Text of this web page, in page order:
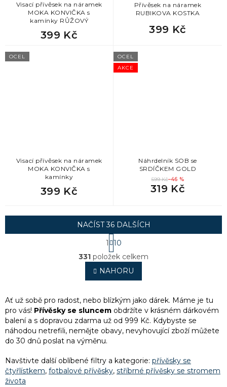
Visací přívěsek na náramek
MOKA KONVIČKA s
kamínky RŮŽOVÝ
399 Kč
Přívěsek na náramek
RUBIKOVA KOSTKA
399 Kč
OCEL
Visací přívěsek na náramek
MOKA KONVIČKA s
kamínky
399 Kč
AKCE
OCEL
Náhrdelník SOB se
SRDÍČKEM GOLD
599 Kč–46 %
319 Kč
O
v
l
á
a
c
í
p
k
y
v
NAČÍST 36 DALŠÍCH
S
t
r
á
n
k
v
á
n
í
1
10
331 položek celkem
NAHORU
Ať už sobě pro radost, nebo blízkým jako dárek. Máme je tu
pro vás! Přívěsky se sluncem obdržíte v krásném dárkovém
balení a s dopravou zdarma už od 999 Kč. Kdybyste se
náhodou netrefili, nemějte obavy, nevyhovující zboží můžete
do 30 dnů poslat na výměnu.
Navštivte další oblíbené filtry a kategorie: přívěsky se
čtyřlístkem, fotbalové přívěsky, stříbrné přívěsky se stromem
života